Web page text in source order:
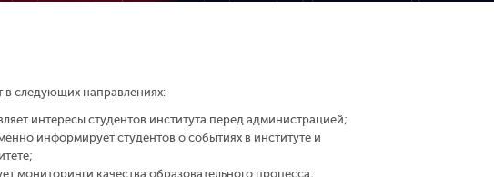
в следующих направлениях:
интересы студентов института перед администрацией;
информирует студентов о событиях в институте и
мониторинги качества образовательного процесса;